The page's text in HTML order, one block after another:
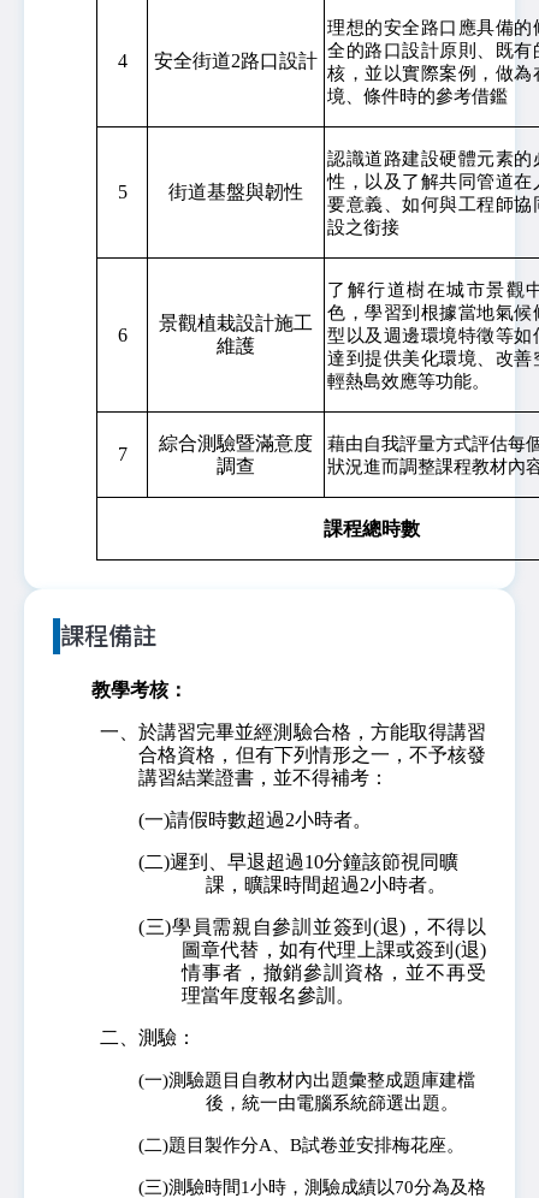
4 安全街道2路口設計
理想的安全路口應具備的
全的路口設計原則、既有
核，並以實際案例，做為
境、條件時的參考借鑑
5 街道基盤與韌性
認識道路建設硬體元素的
性，以及了解共同管道在
要意義、如何與工程師協
設之銜接
6
景觀植栽設計施工
維護
了解行道樹在城市景觀
色，學習到根據當地氣候
型以及週邊環境特徵等如
達到提供美化環境、改善
輕熱島效應等功能。
7
綜合測驗暨滿意度
調查
藉由自我評量方式評估每
狀況進而調整課程教材內
課程總時數
課程備註
教學考核：
一、於講習完畢並經測驗合格，方能取得講習
合格資格，但有下列情形之一，不予核發
講習結業證書，並不得補考：
(一)請假時數超過2小時者。
(二)遲到、早退超過10分鐘該節視同曠
課，曠課時間超過2小時者。
(三)學員需親自參訓並簽到(退)，不得以
圖章代替，如有代理上課或簽到(退)
情事者，撤銷參訓資格，並不再受
理當年度報名參訓。
二、測驗：
(一)測驗題目自教材內出題彙整成題庫建檔
後，統一由電腦系統篩選出題。
(二)題目製作分A、B試卷並安排梅花座。
(三)測驗時間1小時，測驗成績以70分為及格